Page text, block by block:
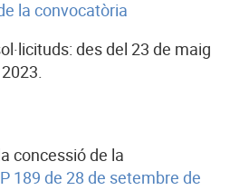
la convocatòria
des del 23 de maig
concessió de la
189 de 28 de setembre de